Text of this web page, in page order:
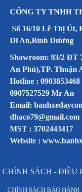
CÔNG TY TNHH
Số 16/10 Lê Thị Út,
Dĩ An,Bình Dương
Showroom: 93/2 ĐT
An Phú),TP. Thuận
Hotline :
0907527529 Mr An
Email:
dhaco79@gmail.com
MST : 3702443417
Website :
CHÍNH SÁCH - ĐIỀU
CHÍNH SÁCH BẢO HÀNH